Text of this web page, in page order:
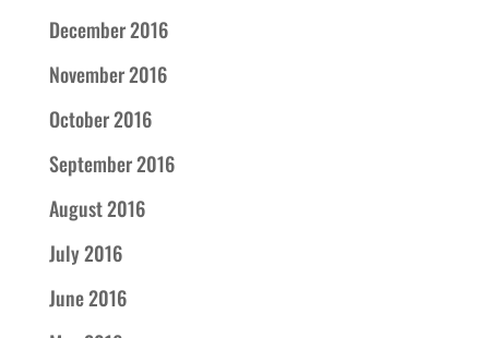
December 2016
November 2016
October 2016
September 2016
August 2016
July 2016
June 2016